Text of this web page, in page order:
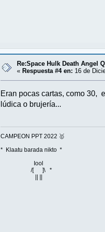
Re:Space Hulk Death Angel
« Respuesta #4 en: 16 de
Eran pocas cartas, como 30,
lúdica o brujería...
CAMPEON PPT 2022 🥇
* Klaatu barada nikto *
Iool
/[ ]\ *
|| ||